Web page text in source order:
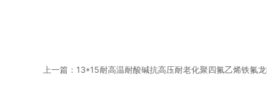
上一篇： 13*15耐高温耐酸碱抗高压耐老化聚四氟乙烯铁氟